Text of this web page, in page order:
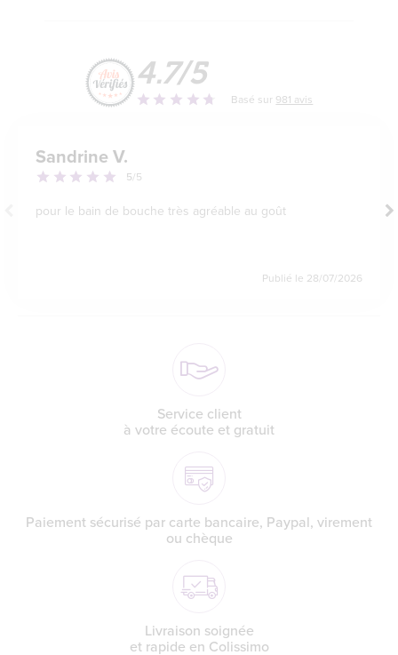
éclat
4.7/5
Basé sur 981 avis
Sandrine V.
5/5
pour le bain de bouche très agréable au goût
Publié le 28/07/2026
Service client
à votre écoute et gratuit
Paiement sécurisé par carte bancaire, Paypal, virement
ou chèque
Livraison soignée
et rapide en Colissimo